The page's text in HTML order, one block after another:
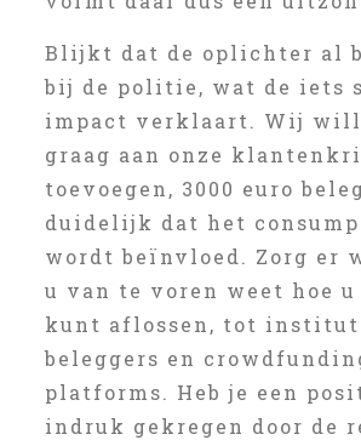
Blijkt dat de oplichter al
bij de politie, wat de iets
impact verklaart. Wij
graag aan onze
toevoegen, 3000 euro
duidelijk dat het
wordt beïnvloed. Zorg er
u van te voren weet hoe
kunt aflossen, tot
beleggers en
platforms. Heb je een
indruk gekregen door de